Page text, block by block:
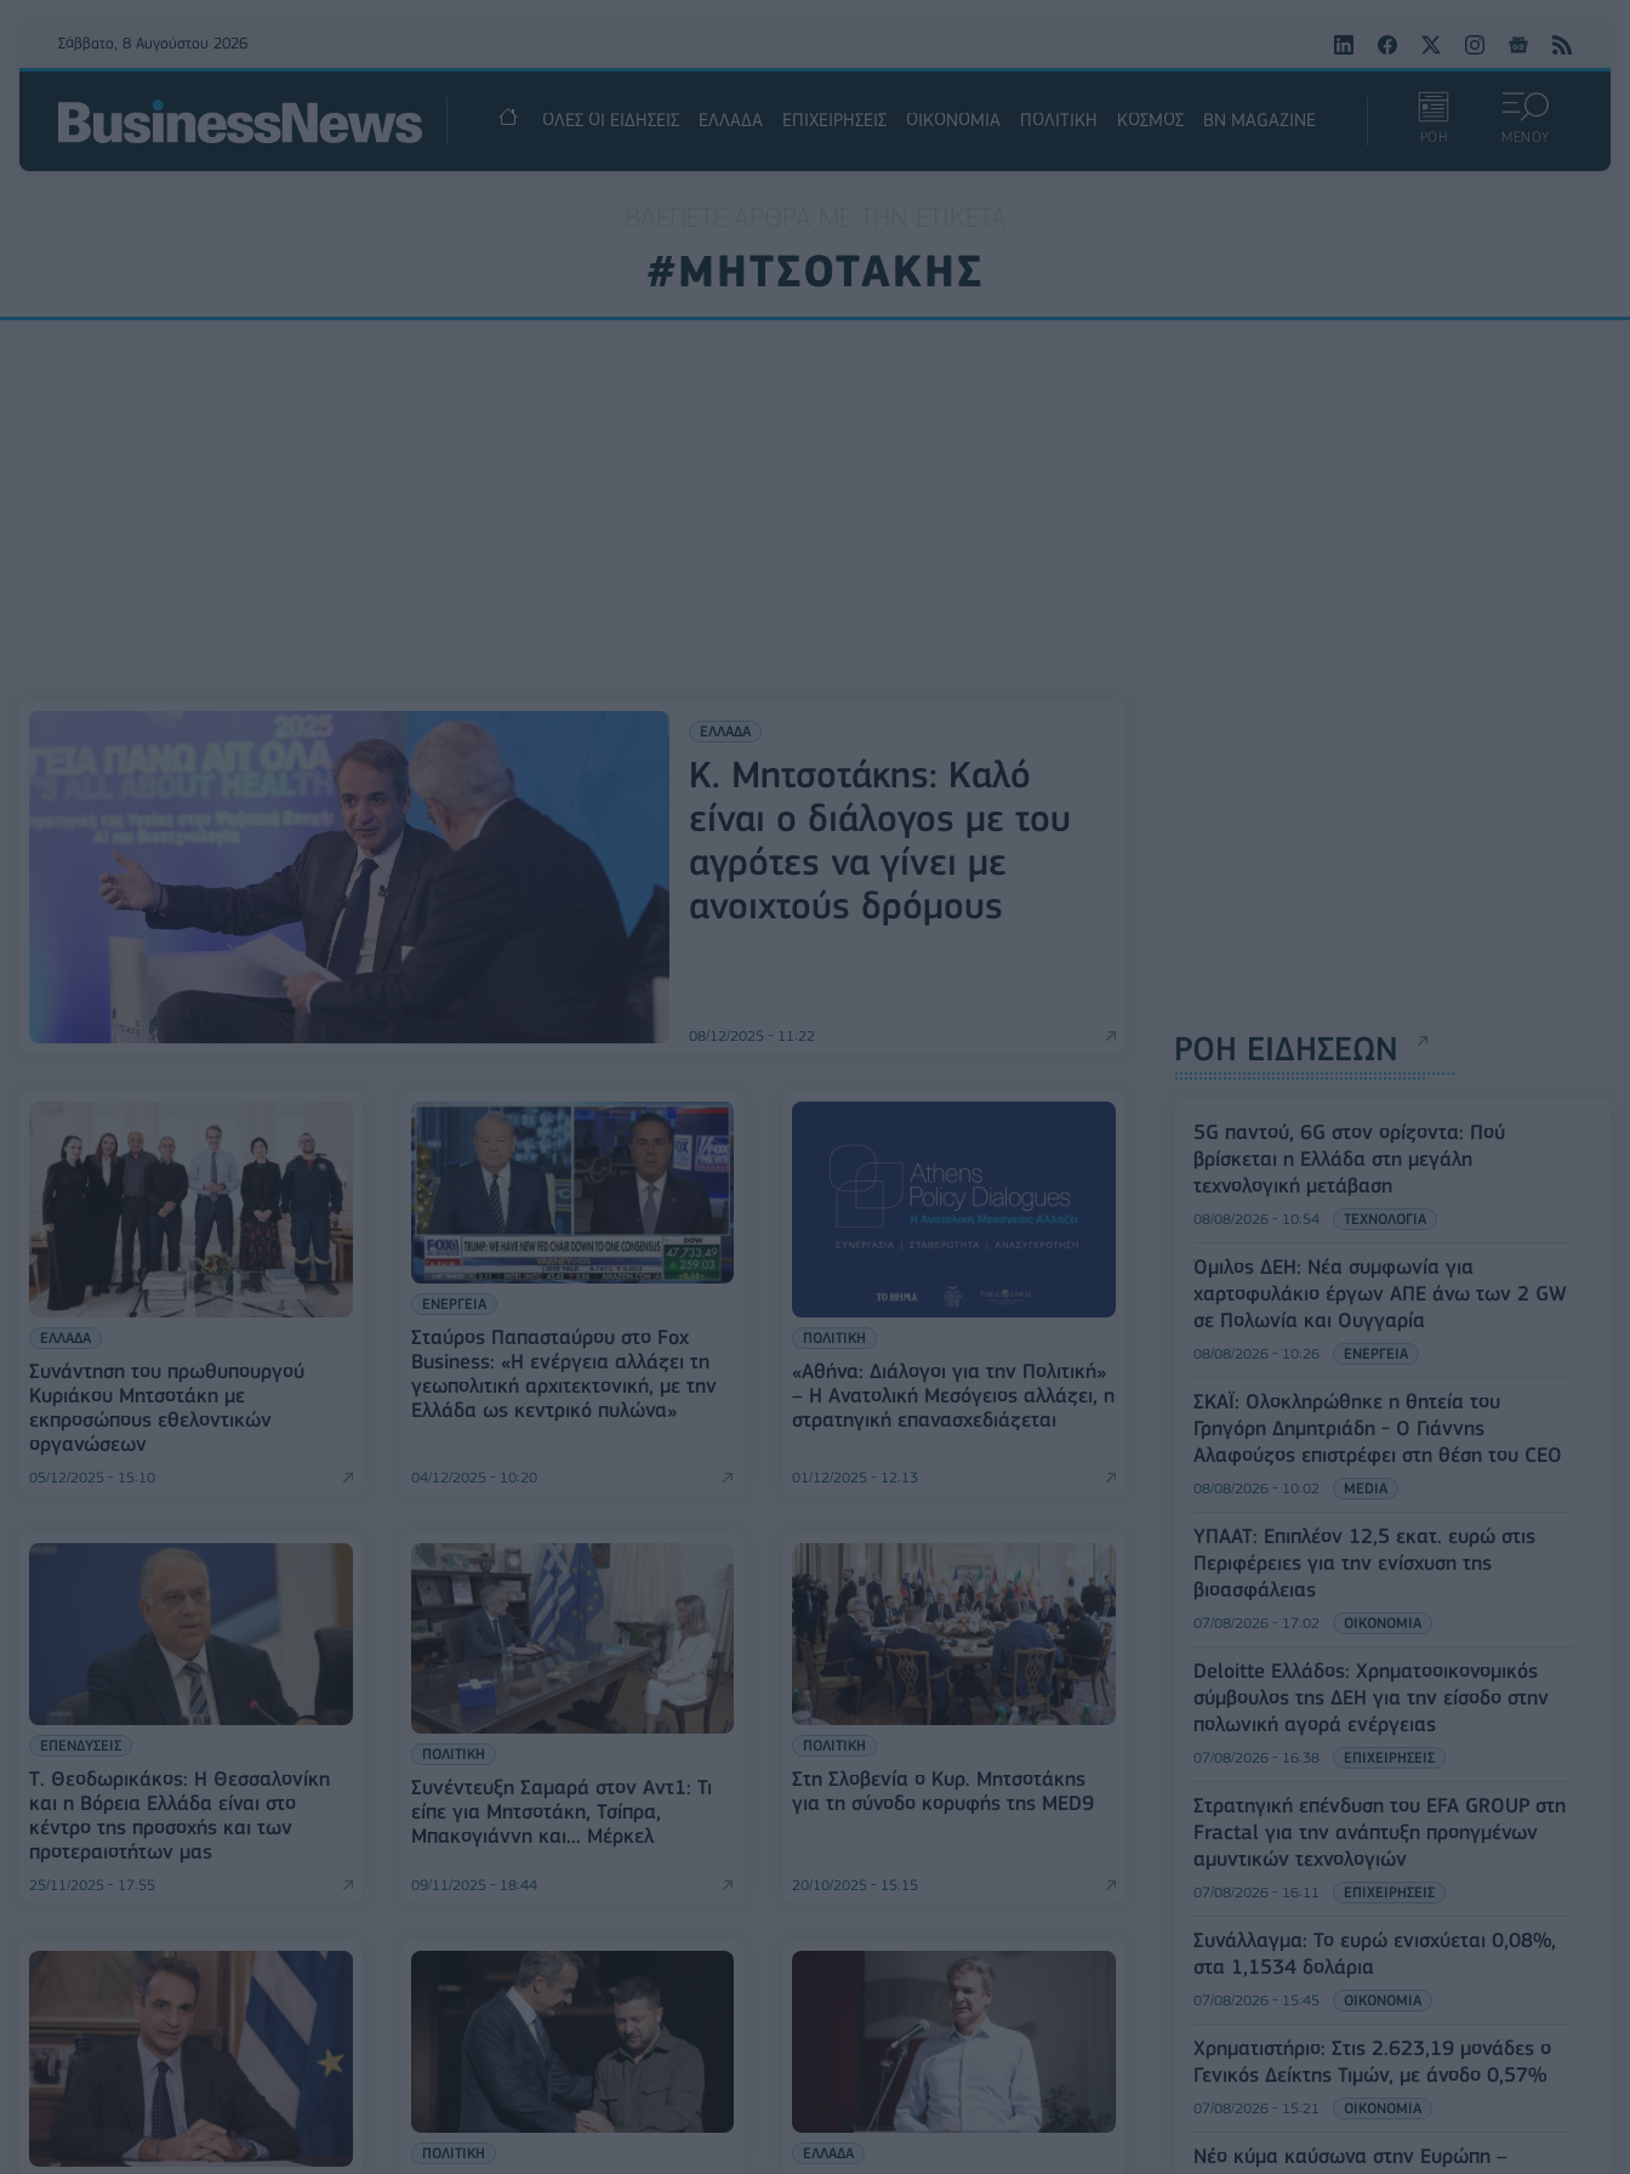
Σάββατο, 8 Αυγούστου 2026
ΟΛΕΣ ΟΙ ΕΙΔΗΣΕΙΣ ΕΛΛΑΔΑ ΕΠΙΧΕΙΡΗΣΕΙΣ ΟΙΚΟΝΟΜΙΑ ΠΟΛΙΤΙΚΗ ΚΟΣΜΟΣ BN MAGAZINE
ΡΟΗ ΜΕΝΟΥ
#ΜΗΤΣΟΤΑΚΗΣ
ΕΛΛΑΔΑ
Κ. Μητσοτάκης: Καλό
είναι ο διάλογος με του
αγρότες να γίνει με
ανοιχτούς δρόμους
08/12/2025 - 11:22
ΕΛΛΑΔΑ
Συνάντηση του πρωθυπουργού
Κυριάκου Μητσοτάκη με
εκπροσώπους εθελοντικών
οργανώσεων
05/12/2025 - 15:10
ΕΝΕΡΓΕΙΑ
Σταύρος Παπασταύρου στο Fox
Business: «Η ενέργεια αλλάζει τη
γεωπολιτική αρχιτεκτονική, με την
Ελλάδα ως κεντρικό πυλώνα»
04/12/2025 - 10:20
ΠΟΛΙΤΙΚΗ
«Αθήνα: Διάλογοι για την Πολιτική»
– Η Ανατολική Μεσόγειος αλλάζει, η
στρατηγική επανασχεδιάζεται
01/12/2025 - 12:13
ΕΠΕΝΔΥΣΕΙΣ
Τ. Θεοδωρικάκος: Η Θεσσαλονίκη
και η Βόρεια Ελλάδα είναι στο
κέντρο της προσοχής και των
προτεραιοτήτων μας
25/11/2025 - 17:55
ΠΟΛΙΤΙΚΗ
Συνέντευξη Σαμαρά στον Αντ1: Τι
είπε για Μητσοτάκη, Τσίπρα,
Μπακογιάννη και... Μέρκελ
09/11/2025 - 18:44
ΠΟΛΙΤΙΚΗ
Στη Σλοβενία ο Κυρ. Μητσοτάκης
για τη σύνοδο κορυφής της MED9
20/10/2025 - 15:15
ΠΟΛΙΤΙΚΗ ΕΛΛΑΔΑ
ΡΟΗ ΕΙΔΗΣΕΩΝ
5G παντού, 6G στον ορίζοντα: Πού
βρίσκεται η Ελλάδα στη μεγάλη
τεχνολογική μετάβαση
08/08/2026 - 10:54 ΤΕΧΝΟΛΟΓΙΑ
Όμιλος ΔΕΗ: Νέα συμφωνία για
χαρτοφυλάκιο έργων ΑΠΕ άνω των 2 GW
σε Πολωνία και Ουγγαρία
08/08/2026 - 10:26 ΕΝΕΡΓΕΙΑ
ΣΚΑΪ: Ολοκληρώθηκε η θητεία του
Γρηγόρη Δημητριάδη - Ο Γιάννης
Αλαφούζος επιστρέφει στη θέση του CEO
08/08/2026 - 10:02 MEDIA
ΥΠΑΑΤ: Επιπλέον 12,5 εκατ. ευρώ στις
Περιφέρειες για την ενίσχυση της
βιοασφάλειας
07/08/2026 - 17:02 ΟΙΚΟΝΟΜΙΑ
Deloitte Ελλάδος: Χρηματοοικονομικός
σύμβουλος της ΔΕΗ για την είσοδο στην
πολωνική αγορά ενέργειας
07/08/2026 - 16:38 ΕΠΙΧΕΙΡΗΣΕΙΣ
Στρατηγική επένδυση του EFA GROUP στη
Fractal για την ανάπτυξη προηγμένων
αμυντικών τεχνολογιών
07/08/2026 - 16:11 ΕΠΙΧΕΙΡΗΣΕΙΣ
Συνάλλαγμα: Το ευρώ ενισχύεται 0,08%,
στα 1,1534 δολάρια
07/08/2026 - 15:45 ΟΙΚΟΝΟΜΙΑ
Χρηματιστήριο: Στις 2.623,19 μονάδες ο
Γενικός Δείκτης Τιμών, με άνοδο 0,57%
07/08/2026 - 15:21 ΟΙΚΟΝΟΜΙΑ
Νέο κύμα καύσωνα στην Ευρώπη –